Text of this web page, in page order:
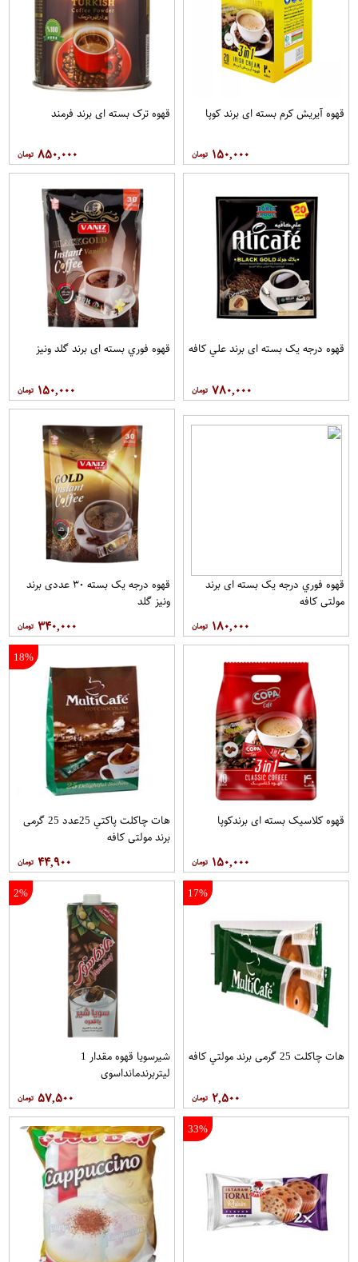
قهوه آيريش کرم بسته ای برند کوپا
۱۵۰,۰۰۰
قهوه ترک بسته ای برند فرمند
۸۵۰,۰۰۰
قهوه درجه یک بسته ای برند علي کافه
۷۸۰,۰۰۰
قهوه فوري بسته ای برند گلد ونيز
۱۵۰,۰۰۰
قهوه فوري درجه یک بسته ای برند
مولتي کافه
۱۸۰,۰۰۰
قهوه درجه یک بسته ۳۰ عددی برند
ونيز گلد
۳۴۰,۰۰۰
قهوه کلاسيک بسته ای برندکوپا
۱۵۰,۰۰۰
18%
هات چاکلت پاکتي 25عدد 25 گرمی
برند مولتي کافه
۴۴,۹۰۰
17%
هات چاکلت 25 گرمی برند مولتي کافه
۲,۵۰۰
2%
شیرسویا قهوه مقدار 1
لیتربرندمانداسوی
۵۷,۵۰۰
33%